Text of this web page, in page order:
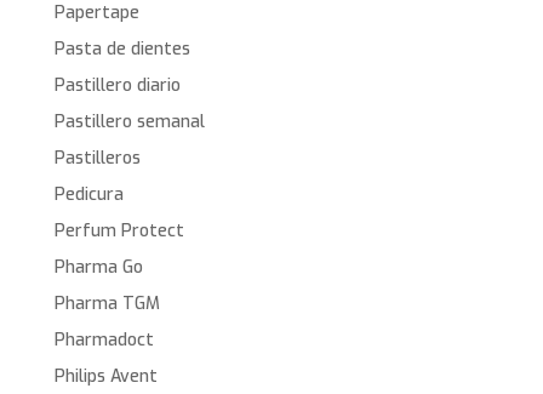
Papertape
Pasta de dientes
Pastillero diario
Pastillero semanal
Pastilleros
Pedicura
Perfum Protect
Pharma Go
Pharma TGM
Pharmadoct
Philips Avent